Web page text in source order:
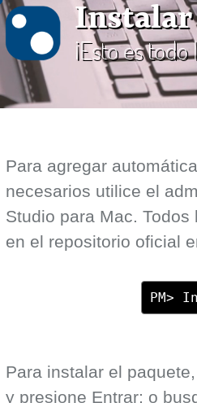
Instalar
¡Esto es
Para agregar
necesarios utilice el
Studio para Mac.
en el repositorio oficial
PM>
Para instalar el
y presione Entrar; o